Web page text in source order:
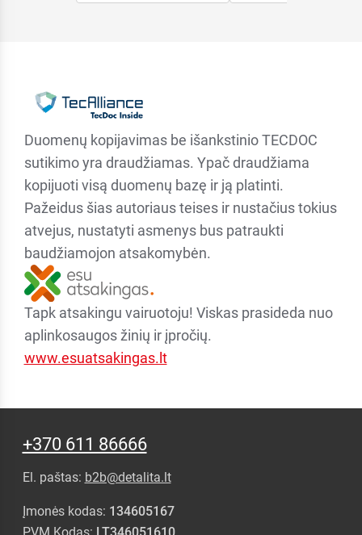
Duomenų kopijavimas be išankstinio TECDOC
sutikimo yra draudžiamas. Ypač draudžiama
kopijuoti visą duomenų bazę ir ją platinti.
Pažeidus šias autoriaus teises ir nustačius tokius
atvejus, nustatyti asmenys bus patraukti
baudžiamojon atsakomybėn.
Tapk atsakingu vairuotoju! Viskas prasideda nuo
aplinkosaugos žinių ir įpročių.
www.esuatsakingas.lt
+370 611 86666
El. paštas: b2b@detalita.lt
Įmonės kodas: 134605167